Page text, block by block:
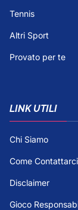
Tennis
Altri Sport
Provato per te
LINK UTILI
Chi Siamo
Come Contattarci
Disclaimer
Gioco